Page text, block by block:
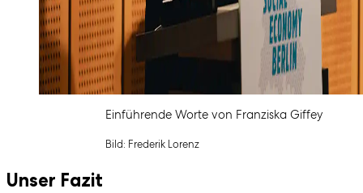
Einführende Worte von Franziska Giffey
Bild: Frederik Lorenz
Unser Fazit